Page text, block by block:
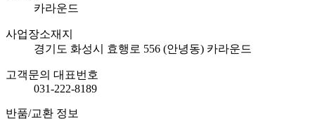
카라운드
사업장소재지
경기도 화성시 효행로 556 (안녕동) 카라운드
고객문의 대표번호
031-222-8189
반품/교환 정보